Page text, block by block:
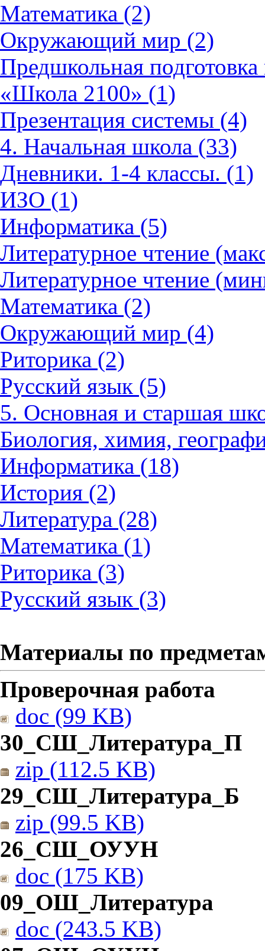
Математика (2)
Окружающий мир (2)
Предшкольная
«Школа 2100» (1)
Презентация системы (4)
4. Начальная школа (33)
Дневники. 1-4 классы. (1)
ИЗО (1)
Информатика (5)
Литературное чтение
Литературное чтение
Математика (2)
Окружающий мир (4)
Риторика (2)
Русский язык (5)
5. Основная и старшая
Биология, химия,
Информатика (18)
История (2)
Литература (28)
Математика (1)
Риторика (3)
Русский язык (3)
Материалы по
Проверочная работа
doc (99 KB)
30_СШ_Литература_П
zip (112.5 KB)
29_СШ_Литература_Б
zip (99.5 KB)
26_СШ_ОУУН
doc (175 KB)
09_ОШ_Литература
doc (243.5 KB)